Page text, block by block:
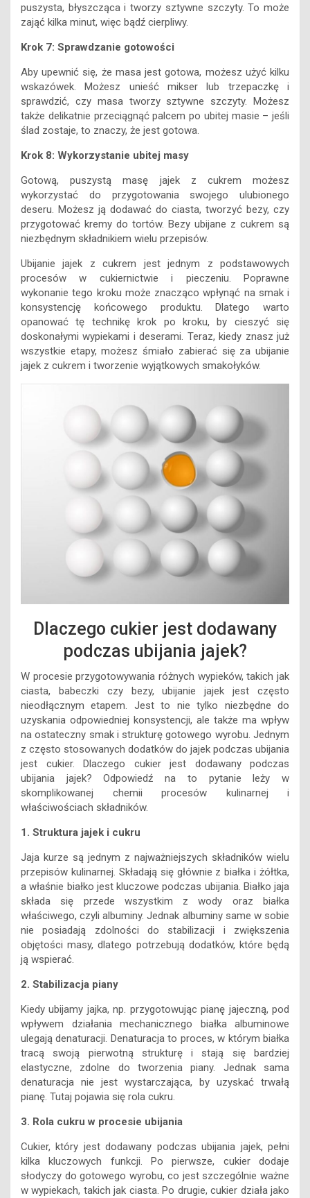
puszysta, błyszcząca i tworzy sztywne szczyty. To może
zająć kilka minut, więc bądź cierpliwy.
Krok 7: Sprawdzanie gotowości
Aby upewnić się, że masa jest gotowa, możesz użyć kilku
wskazówek. Możesz unieść mikser lub trzepaczkę i
sprawdzić, czy masa tworzy sztywne szczyty. Możesz
także delikatnie przeciągnąć palcem po ubitej masie – jeśli
ślad zostaje, to znaczy, że jest gotowa.
Krok 8: Wykorzystanie ubitej masy
Gotową, puszystą masę jajek z cukrem możesz
wykorzystać do przygotowania swojego ulubionego
deseru. Możesz ją dodawać do ciasta, tworzyć bezy, czy
przygotować kremy do tortów. Bezy ubijane z cukrem są
niezbędnym składnikiem wielu przepisów.
Ubijanie jajek z cukrem jest jednym z podstawowych
procesów w cukiernictwie i pieczeniu. Poprawne
wykonanie tego kroku może znacząco wpłynąć na smak i
konsystencję końcowego produktu. Dlatego warto
opanować tę technikę krok po kroku, by cieszyć się
doskonałymi wypiekami i deserami. Teraz, kiedy znasz już
wszystkie etapy, możesz śmiało zabierać się za ubijanie
jajek z cukrem i tworzenie wyjątkowych smakołyków.
Dlaczego cukier jest dodawany
podczas ubijania jajek?
W procesie przygotowywania różnych wypieków, takich jak
ciasta, babeczki czy bezy, ubijanie jajek jest często
nieodłącznym etapem. Jest to nie tylko niezbędne do
uzyskania odpowiedniej konsystencji, ale także ma wpływ
na ostateczny smak i strukturę gotowego wyrobu. Jednym
z często stosowanych dodatków do jajek podczas ubijania
jest cukier. Dlaczego cukier jest dodawany podczas
ubijania jajek? Odpowiedź na to pytanie leży w
skomplikowanej chemii procesów kulinarnej i
właściwościach składników.
1. Struktura jajek i cukru
Jaja kurze są jednym z najważniejszych składników wielu
przepisów kulinarnej. Składają się głównie z białka i żółtka,
a właśnie białko jest kluczowe podczas ubijania. Białko jaja
składa się przede wszystkim z wody oraz białka
właściwego, czyli albuminy. Jednak albuminy same w sobie
nie posiadają zdolności do stabilizacji i zwiększenia
objętości masy, dlatego potrzebują dodatków, które będą
ją wspierać.
2. Stabilizacja piany
Kiedy ubijamy jajka, np. przygotowując pianę jajeczną, pod
wpływem działania mechanicznego białka albuminowe
ulegają denaturacji. Denaturacja to proces, w którym białka
tracą swoją pierwotną strukturę i stają się bardziej
elastyczne, zdolne do tworzenia piany. Jednak sama
denaturacja nie jest wystarczająca, by uzyskać trwałą
pianę. Tutaj pojawia się rola cukru.
3. Rola cukru w procesie ubijania
Cukier, który jest dodawany podczas ubijania jajek, pełni
kilka kluczowych funkcji. Po pierwsze, cukier dodaje
słodyczy do gotowego wyrobu, co jest szczególnie ważne
w wypiekach, takich jak ciasta. Po drugie, cukier działa jako